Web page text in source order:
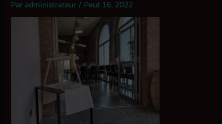
Par administrateur / Peut 16, 2022